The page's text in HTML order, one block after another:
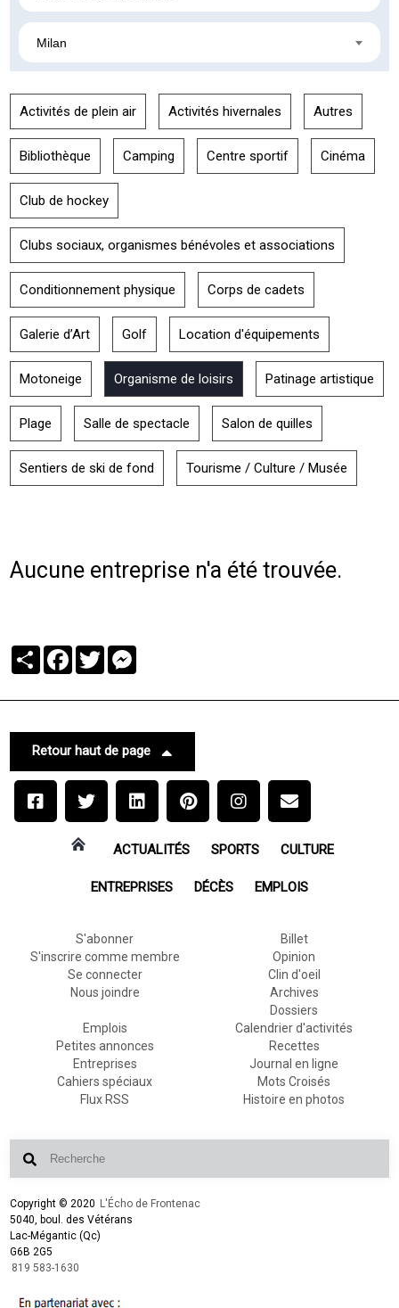
Milan
Activités de plein air Activités hivernales Autres
Bibliothèque Camping Centre sportif Cinéma
Club de hockey
Clubs sociaux, organismes bénévoles et associations
Conditionnement physique Corps de cadets
Galerie d’Art Golf Location d'équipements
Motoneige Organisme de loisirs Patinage artistique
Plage Salle de spectacle Salon de quilles
Sentiers de ski de fond Tourisme / Culture / Musée
Aucune entreprise n'a été trouvée.
PartagerFacebook
Twitter
Retour haut de page
ACTUALITÉS SPORTS CULTURE
ENTREPRISES DÉCÈS EMPLOIS
S'abonner
S'inscrire comme membre
Se connecter
Nous joindre
Billet
Opinion
Clin d'oeil
Archives
Dossiers
Emplois
Petites annonces
Entreprises
Cahiers spéciaux
Flux RSS
Calendrier d'activités
Recettes
Journal en ligne
Mots Croisés
Histoire en photos
Copyright © 2020 L'Écho de Frontenac
5040, boul. des Vétérans
Lac-Mégantic (Qc)
G6B 2G5
819 583-1630